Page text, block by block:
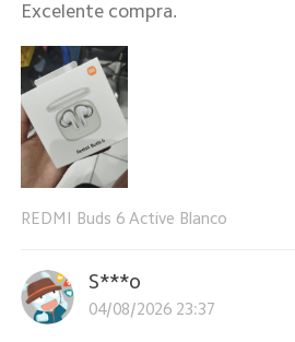
Excelente compra.
REDMI Buds 6 Active Blanco
S***o
04/08/2026 23:37